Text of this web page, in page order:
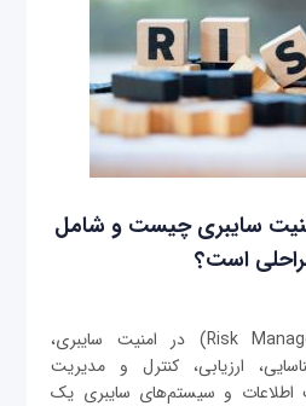
سایبری چیست و شامل
است؟
مدیریت ریسک (Risk Management) در امنیت سایبری،
ارزیابی، کنترل و مدیریت
اطلاعات و سیستم‌های سایبری یک